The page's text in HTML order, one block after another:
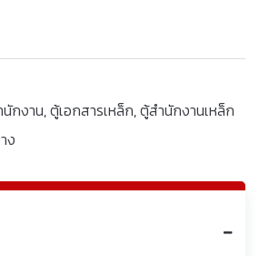
นักงาน,ตู้เอกสารเหล็ก,ตู้สำนักงานเหล็ก
ง